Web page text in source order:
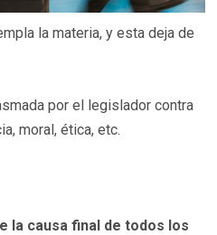
la materia, y esta deja de
por el legislador contra
moral, ética, etc.
la causa final de todos los